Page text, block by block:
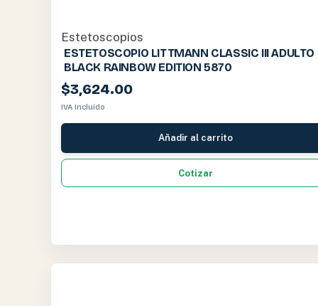
Estetoscopios
ESTETOSCOPIO LITTMANN CLASSIC III ADULTO
BLACK RAINBOW EDITION 5870
$3,624.00
IVA Incluido
Añadir al carrito
Cotizar